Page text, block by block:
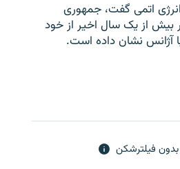
اتمی گفت، جمهوری
بیش از یک سال اخیر از خود
آژانس نشان داده است.
فیلترشکن